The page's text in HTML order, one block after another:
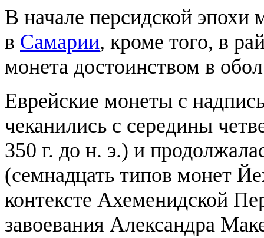
В начале персидской эпохи
в Самарии, кроме того, в
монета достоинством в
Еврейские монеты с надписью YHD
чеканились с середины
350 г. до н. э.) и
(семнадцать типов монет
контексте Ахеменидской
завоевания Александра